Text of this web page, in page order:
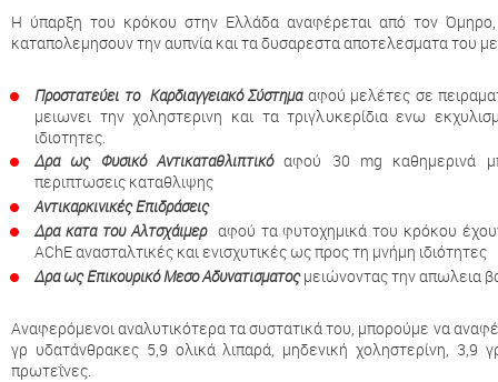
Η ύπαρξη του κρόκου στην Ελλάδα αναφέρεται από τον
καταπολεμησουν την αυπνία και τα δυσαρεστα αποτελεσματα του
Προστατεύει το Καρδιαγγειακό Σύστημααφού μελέτες σε
μειωνει την χοληστερινη και τα τριγλυκερίδια ενω
ιδιοτητες.
Δρα ως Φυσικό Αντικαταθλιπτικόαφού 30 mg καθημερινά
περιπτωσεις καταθλιψης
Αντικαρκινικές Επιδράσεις
Δρα κατα του Αλτσχάιμεραφού τα φυτοχημικά του κρόκου έχουν
AChE ανασταλτικές και ενισχυτικές ως προς τη μνήμη ιδιότητες
Δρα ως Επικουρικό Μεσο Αδυνατισματοςμειώνοντας την απωλεια
Αναφερόμενοι αναλυτικότερα τα συστατικά του, μπορούμε να
γρ υδατάνθρακες 5,9 ολικά λιπαρά, μηδενική χοληστερίνη, 3,9
πρωτεΐνες.